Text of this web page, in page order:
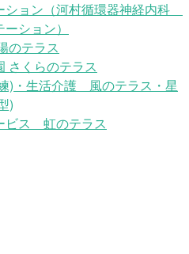
ション（河村循環器神経内科
ション）
のテラス
さくらのテラス
)・生活介護 風のテラス・星
)
ビス 虹のテラス